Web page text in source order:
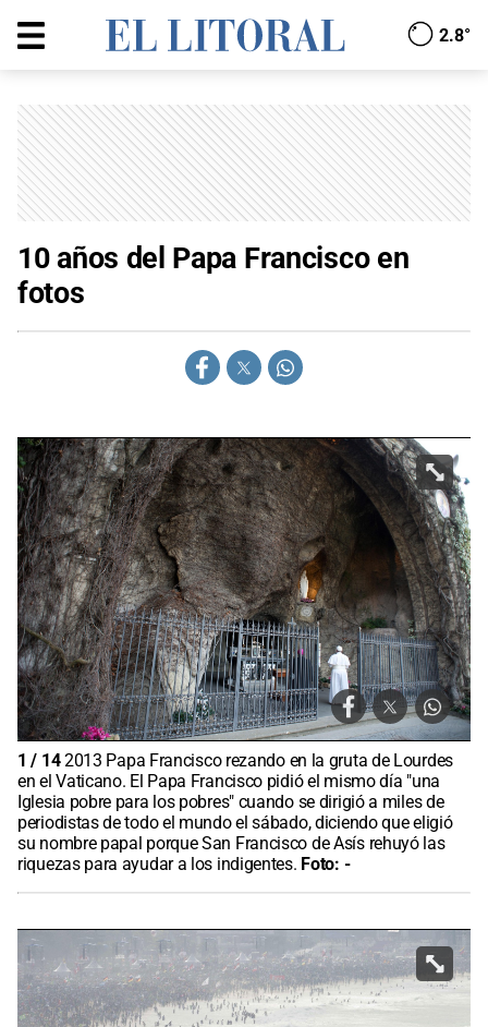
2.8°
10 años del Papa Francisco en
fotos
1 / 142013 Papa Francisco rezando en la gruta de Lourdes
en el Vaticano. El Papa Francisco pidió el mismo día "una
Iglesia pobre para los pobres" cuando se dirigió a miles de
periodistas de todo el mundo el sábado, diciendo que eligió
su nombre papal porque San Francisco de Asís rehuyó las
riquezas para ayudar a los indigentes. Foto: -